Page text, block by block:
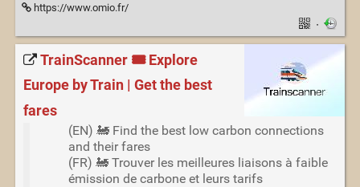
https://www.omio.fr/
·
TrainScanner 🎟️ Explore
Europe by Train | Get the best
fares
(EN) 🚂 Find the best low carbon connections
and their fares
(FR) 🚂 Trouver les meilleures liaisons à faible
émission de carbone et leurs tarifs